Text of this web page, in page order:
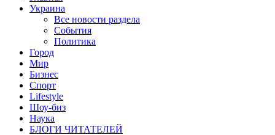
Украина
Все новости раздела
События
Политика
Город
Мир
Бизнес
Спорт
Lifestyle
Шоу-биз
Наука
БЛОГИ ЧИТАТЕЛЕЙ